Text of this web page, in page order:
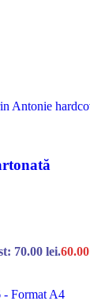
70.00 lei.60.00